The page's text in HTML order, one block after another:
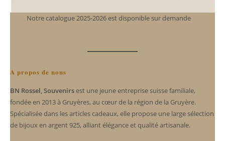
Notre catalogue 2025-2026 est disponible sur demande
A propos de nous
BN Rossel, Souvenirsest une jeune entreprise suisse familiale,
fondée en 2013 à Gruyères, au cœur de la région de la Gruyère.
Spécialisée dans les articles cadeaux, elle propose une large sélection
de bijoux en argent 925, alliant élégance et qualité artisanale.